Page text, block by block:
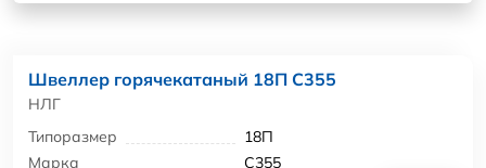
Швеллер горячекатаный 18П С355
НЛГ
Типоразмер
18П
Марка
С355